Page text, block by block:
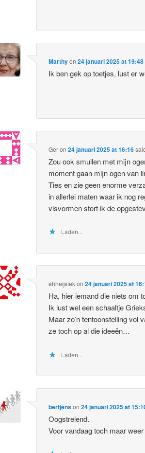
Marthyon24 januari 2025 at 19:48
Ik ben gek op toetjes, lust er
Geron24 januari 2025 at 16:16
Zou ook smullen met mijn
moment gaan mijn ogen van
Ties en zie geen enorme
in allerlei maten waar ik nog
visvormen stort ik de
Laden...
ehheijstekon24 januari 2025 at
Ha, hier iemand die niets om
Ik lust wel een schaaltje
Maar zo’n tentoonstelling vol
ze toch op al die ideeën…
Laden...
bertjenson24 januari 2025 at
Oogstrelend.
Voor vandaag toch maar